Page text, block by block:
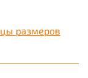
размеров